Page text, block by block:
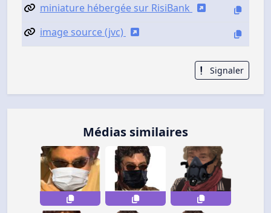
miniature hébergée sur RisiBank
image source (jvc)
Signaler
Médias similaires